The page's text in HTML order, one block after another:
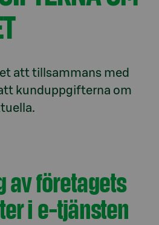
att tillsammans med
kunduppgifterna om
av företagets
i e-tjänsten